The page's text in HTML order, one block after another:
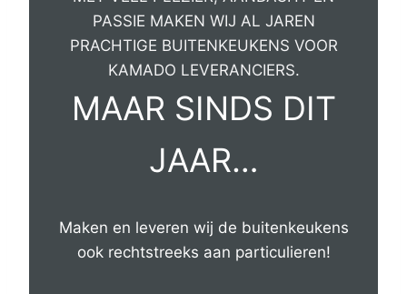
PASSIE MAKEN WIJ AL JAREN
PRACHTIGE BUITENKEUKENS VOOR
KAMADO LEVERANCIERS.
MAAR SINDS DIT
JAAR…
Maken en leveren wij de buitenkeukens
ook rechtstreeks aan particulieren!